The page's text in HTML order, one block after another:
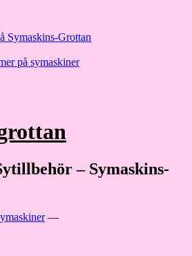
Symaskins-Grottan
på symaskiner
– Symaskins-
—